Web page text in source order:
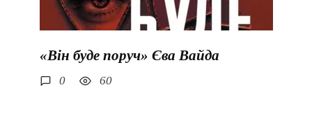
«Він буде поруч» Єва Вайда
0 60